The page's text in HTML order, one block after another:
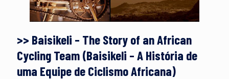
>> Baisikeli – The Story of an African
Cycling Team (Baisikeli – A História de
uma Equipe de Ciclismo Africana)